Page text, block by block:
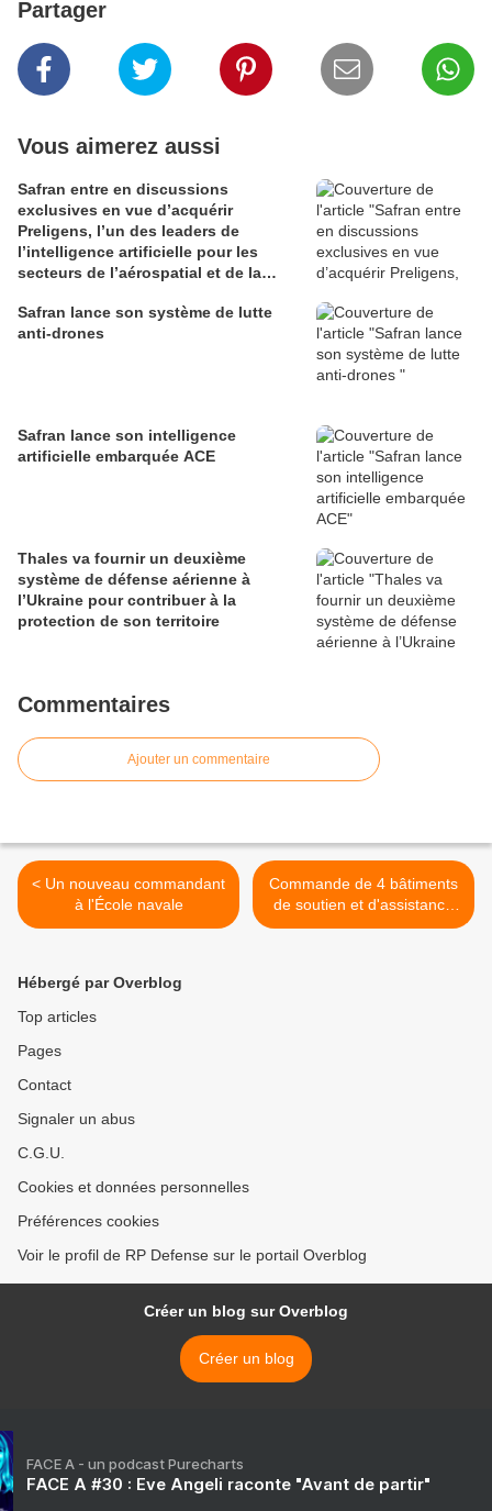
Partager
Vous aimerez aussi
Safran entre en discussions
exclusives en vue d’acquérir
Preligens, l’un des leaders de
l’intelligence artificielle pour les
secteurs de l’aérospatial et de la
Safran lance son système de lutte
anti-drones
Safran lance son intelligence
artificielle embarquée ACE
Thales va fournir un deuxième
système de défense aérienne à
l’Ukraine pour contribuer à la
protection de son territoire
Commentaires
Ajouter un commentaire
< Un nouveau commandant
à l'École navale
Commande de 4 bâtiments
de soutien et d'assistance
hauturiers >
Hébergé par Overblog
Top articles
Pages
Contact
Signaler un abus
C.G.U.
Cookies et données personnelles
Préférences cookies
Voir le profil de RP Defense sur le portail Overblog
Créer un blog sur Overblog
Créer un blog
FACE A - un podcast Purecharts
FACE A #30 : Eve Angeli raconte "Avant de partir"